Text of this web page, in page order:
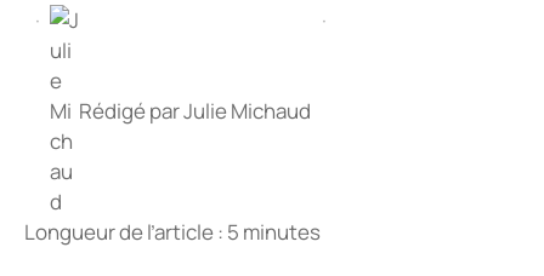
·
Rédigé parJulie Michaud
·
Longueur de l’article : 5 minutes